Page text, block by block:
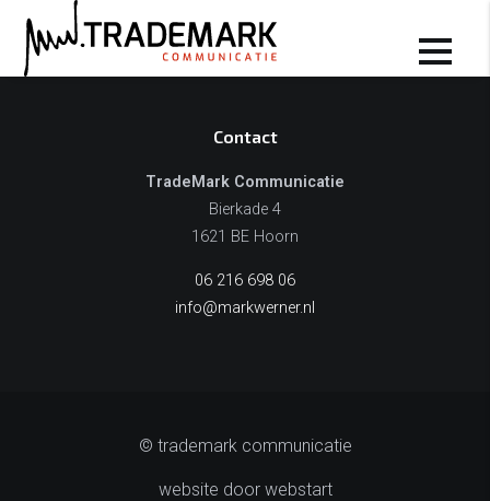
Diensten
Contact
TradeMark Communicatie
Bierkade 4
1621 BE Hoorn
06 216 698 06
info@markwerner.nl
© trademark communicatie
website door webstart